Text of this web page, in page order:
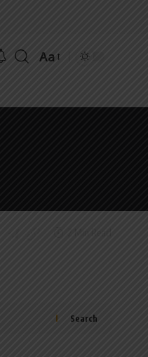
Aa
Search